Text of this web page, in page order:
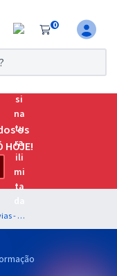
0
os
INFRA S.A / VALEC - Engenharia, Construções e Ferrovias - Cargo 5: Analista - Especialidade: Economista